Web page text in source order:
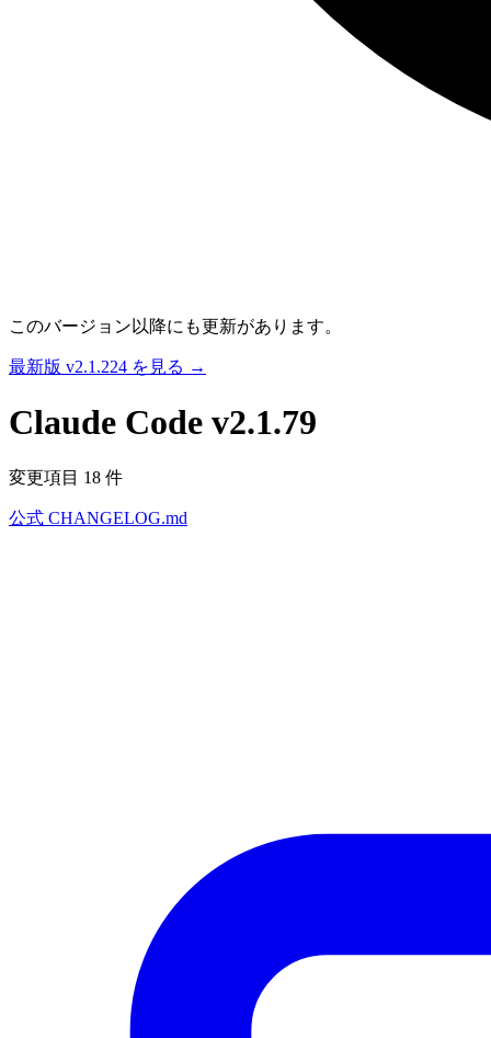
このバージョン以降にも更新があります。
最新版 v2.1.224 を見る →
Claude Code v2.1.79
変更項目 18 件
公式 CHANGELOG.md